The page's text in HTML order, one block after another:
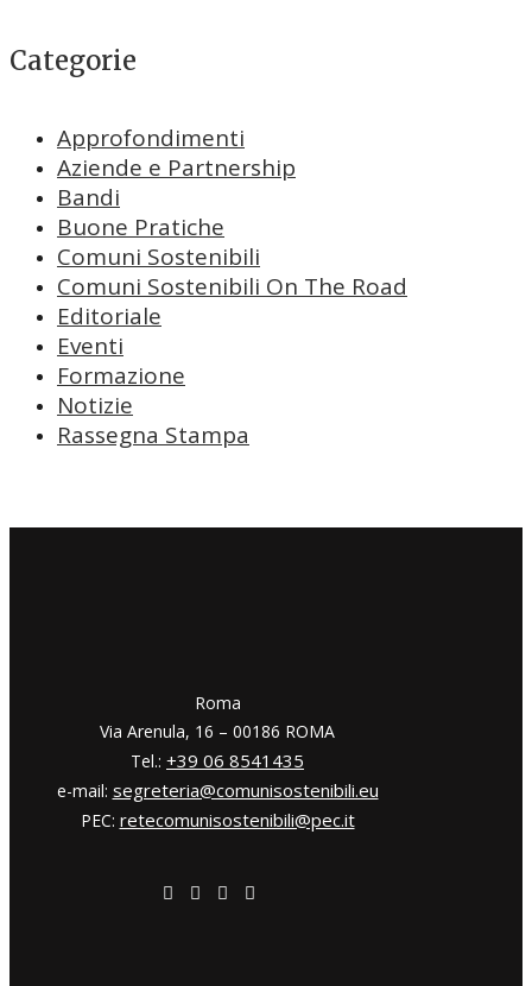
Categorie
Approfondimenti
Aziende e Partnership
Bandi
Buone Pratiche
Comuni Sostenibili
Comuni Sostenibili On The Road
Editoriale
Eventi
Formazione
Notizie
Rassegna Stampa
​​Roma
Via Arenula, 16 – 00186 ROMA
Tel.: +39 06 8541435
e-mail: segreteria@comunisostenibili.eu
PEC: retecomunisostenibili@pec.it